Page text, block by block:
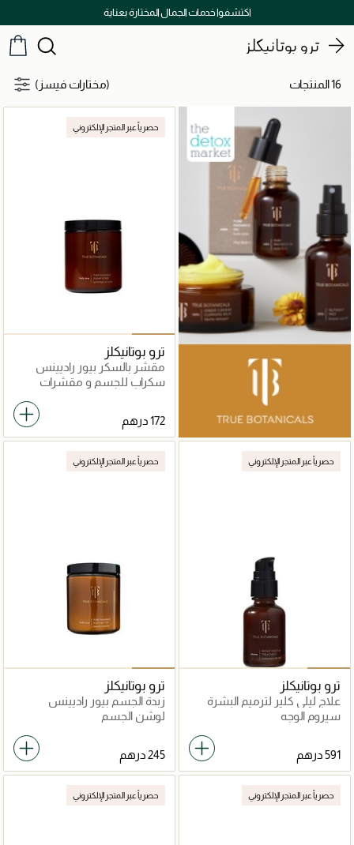
اكتشفوا خدمات الجمال المختارة بعناية
ترو بوتانيكلز
16 المنتجات (مختارات فيسز)
حصرياً عبر المتجر الإلكتروني
ترو بوتانيكلز
مقشر بالسكر بيور راديينس
سكراب للجسم و مقشرات
حصرياً عبر المتجر الإلكتروني
ترو بوتانيكلز
علاج ليلي كلير لترميم البشرة
سيروم الوجه
حصرياً عبر المتجر الإلكتروني
ترو بوتانيكلز
زبدة الجسم بيور راديينس
لوشن الجسم
حصرياً عبر المتجر الإلكتروني حصرياً عبر المتجر الإلكتروني